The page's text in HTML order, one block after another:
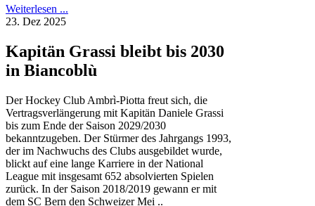
Weiterlesen ...
23. Dez 2025
Kapitän Grassi bleibt bis 2030
in Biancoblù
Der Hockey Club Ambrì-Piotta freut sich, die
Vertragsverlängerung mit Kapitän Daniele Grassi
bis zum Ende der Saison 2029/2030
bekanntzugeben. Der Stürmer des Jahrgangs 1993,
der im Nachwuchs des Clubs ausgebildet wurde,
blickt auf eine lange Karriere in der National
League mit insgesamt 652 absolvierten Spielen
zurück. In der Saison 2018/2019 gewann er mit
dem SC Bern den Schweizer Mei ..